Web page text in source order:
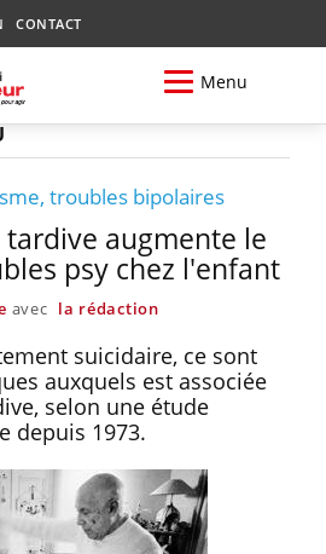
CONTACT
Menu
troubles bipolaires
augmente le
psy chez l'enfant
avec la rédaction
suicidaire, ce sont
auxquels est associée
selon une étude
depuis 1973.